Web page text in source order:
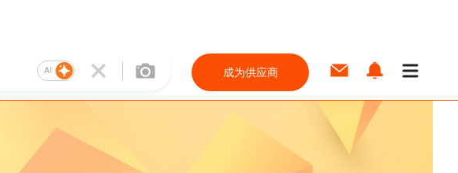
AI 成为供应商